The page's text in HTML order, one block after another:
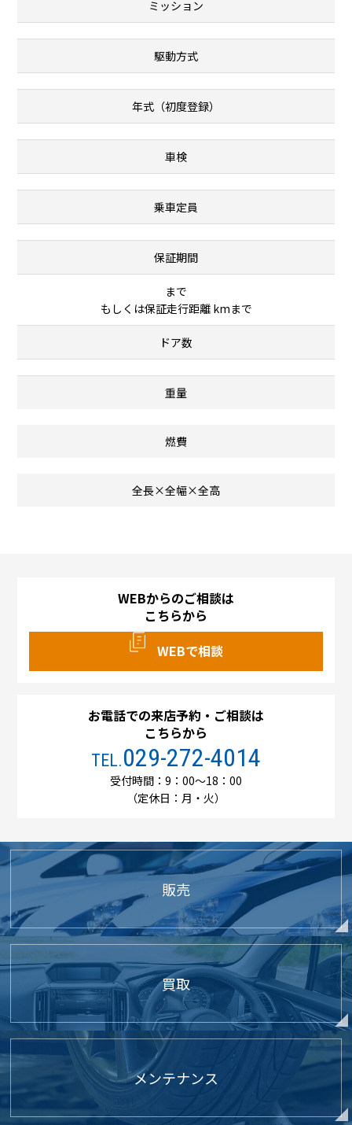
ミッション
駆動方式
年式（初度登録）
車検
乗車定員
保証期間
まで
もしくは保証走行距離 kmまで
ドア数
重量
燃費
全長×全幅×全高
WEBからのご相談は
こちらから
WEBで相談
お電話での来店予約・ご相談は
こちらから
TEL.029-272-4014
受付時間：9：00～18：00
（定休日：月・火）
販売
買取
メンテナンス